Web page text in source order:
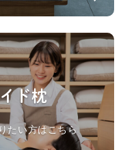
ド枕
たい方はこちら